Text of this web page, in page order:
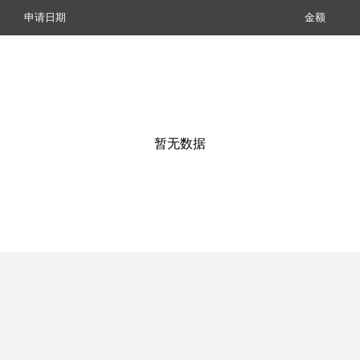
申请日期 金额
暂无数据